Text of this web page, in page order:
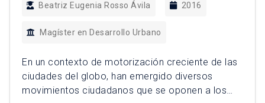
Beatriz Eugenia Rosso Ávila 2016
Magíster en Desarrollo Urbano
En un contexto de motorización creciente de las
ciudades del globo, han emergido diversos
movimientos ciudadanos que se oponen a los